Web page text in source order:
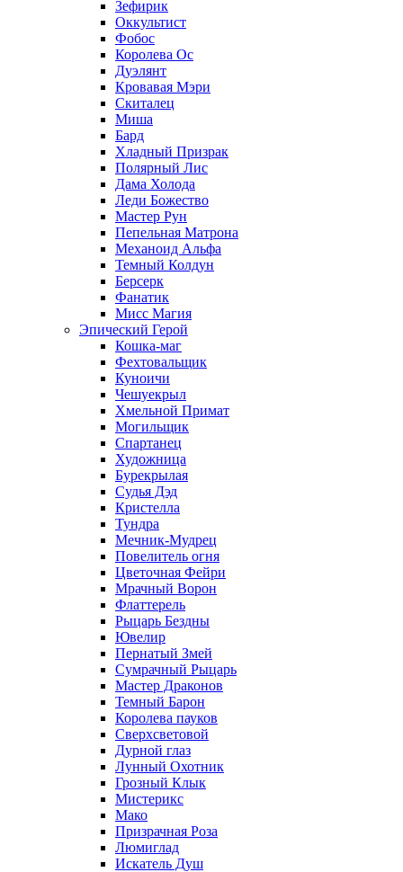
Зефирик
Оккультист
Фобос
Королева Ос
Дуэлянт
Кровавая Мэри
Скиталец
Миша
Бард
Хладный Призрак
Полярный Лис
Дама Холода
Леди Божество
Мастер Рун
Пепельная Матрона
Механоид Альфа
Темный Колдун
Берсерк
Фанатик
Мисс Магия
Эпический Герой
Кошка-маг
Фехтовальщик
Куноичи
Чешуекрыл
Хмельной Примат
Могильщик
Спартанец
Художница
Бурекрылая
Судья Дэд
Кристелла
Тундра
Мечник-Мудрец
Повелитель огня
Цветочная Фейри
Мрачный Ворон
Флаттерель
Рыцарь Бездны
Ювелир
Пернатый Змей
Сумрачный Рыцарь
Мастер Драконов
Темный Барон
Королева пауков
Сверхсветовой
Дурной глаз
Лунный Охотник
Грозный Клык
Мистерикс
Мако
Призрачная Роза
Люмиглад
Искатель Душ